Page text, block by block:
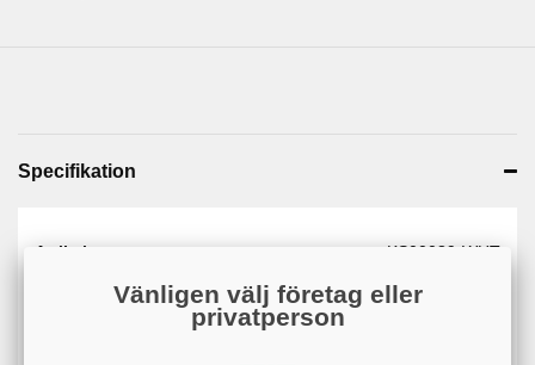
Specifikation
Artikelnummer KS00089-WHT
Web - artikelgrupp
Web - artikelgruppering
Vänligen välj företag eller
privatperson